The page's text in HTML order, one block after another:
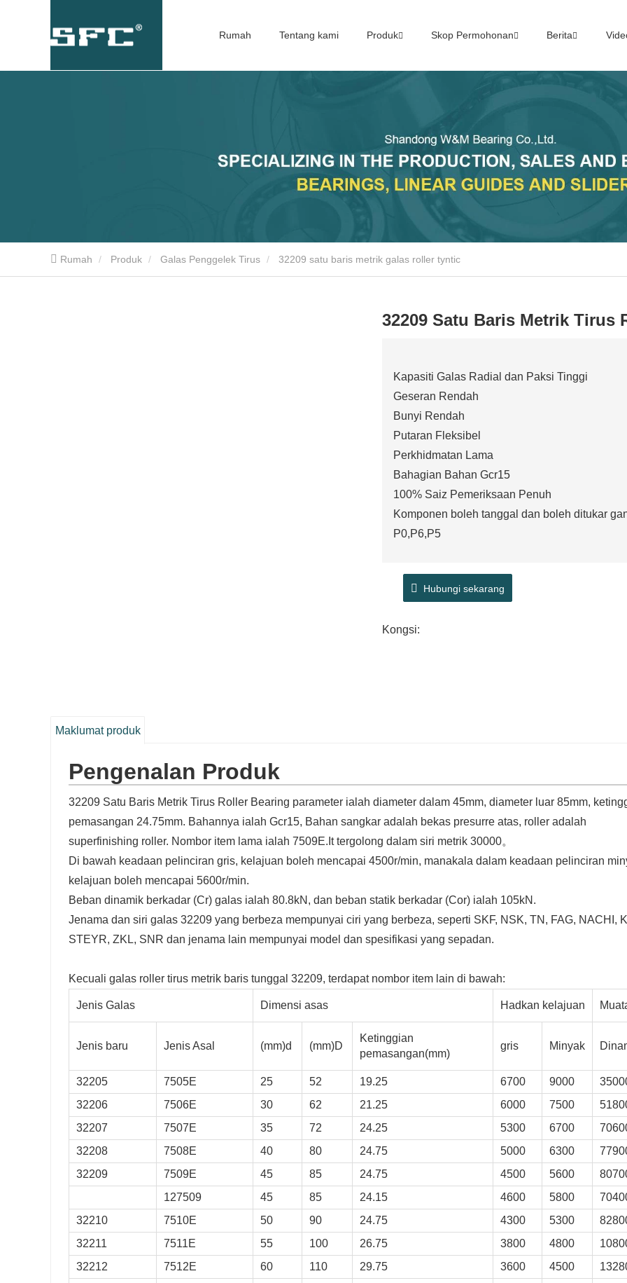
Rumah Tentang kami Produk Skop Permohonan Berita
Rumah Produk Galas Penggelek Tirus 32209 satu baris metrik galas roller tyntic
32209 Satu Baris Metrik Tirus
Kapasiti Galas Radial dan Paksi Tinggi
Geseran Rendah
Bunyi Rendah
Putaran Fleksibel
Perkhidmatan Lama
Bahagian Bahan Gcr15
100% Saiz Pemeriksaan Penuh
Komponen boleh tanggal dan boleh ditukar
P0,P6,P5
Hubungi sekarang
Kongsi:
Maklumat produk
Pengenalan Produk
32209 Satu Baris Metrik Tirus Roller Bearing parameter ialah diameter dalam 45mm, diameter luar 85mm,
pemasangan 24.75mm. Bahannya ialah Gcr15, Bahan sangkar adalah bekas presurre atas, roller adalah
superfinishing roller. Nombor item lama ialah 7509E.It tergolong dalam siri metrik 30000。
Di bawah keadaan pelinciran gris, kelajuan boleh mencapai 4500r/min, manakala dalam keadaan pelinciran
kelajuan boleh mencapai 5600r/min.
Beban dinamik berkadar (Cr) galas ialah 80.8kN, dan beban statik berkadar (Cor) ialah 105kN.
Jenama dan siri galas 32209 yang berbeza mempunyai ciri yang berbeza, seperti SKF, NSK, TN, FAG, NACHI,
STEYR, ZKL, SNR dan jenama lain mempunyai model dan spesifikasi yang sepadan.
Kecuali galas roller tirus metrik baris tunggal 32209, terdapat nombor item lain di bawah:
Jenis Galas Dimensi asas Hadkan kelajuan
Jenis baru
Jenis Asal (mm)d (mm)D
Ketinggian
pemasangan(mm)
gris Minyak
32205 7505E 25 52 19.25 6700 9000
32206
7506E 30 62 21.25 6000 7500
32207
7507E 35 72 24.25 5300 6700
32208
7508E 40 80 24.75 5000 6300
32209
7509E 45 85 24.75 4500 5600
127509
45 85 24.15 4600 5800
32210
7510E 50 90 24.75 4300 5300
32211
7511E 55 100 26.75 3800 4800
32212
7512E 60 110 29.75 3600 4500